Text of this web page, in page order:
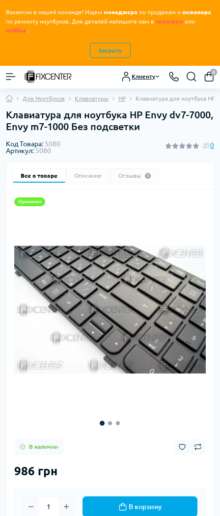
Вакансии в нашей команде! Ищем менеджера по продажам и инженера
по ремонту ноутбуков. Для деталей напишите нам в телеграм или
вайбер.
Закрыть
Клиенту
0
Для Ноутбуков Клавиатуры HP Клавиатура для ноутбука HP
Клавиатура для ноутбука HP Envy dv7-7000,
Envy m7-1000 Без подсветки
Код Товара: 5080
Артикул: 5080
0
Все о товаре Описание Отзывы 0
Оригинал
В наличии
986 грн
В корзину